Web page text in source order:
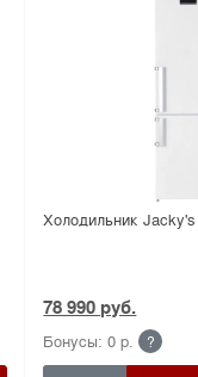
Холодильник
78 990 руб.
Бонусы: 0 р. ?